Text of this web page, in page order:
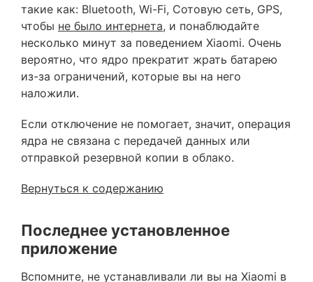
такие как: Bluetooth, Wi-Fi, Сотовую сеть, GPS,
чтобы не было интернета, и понаблюдайте
несколько минут за поведением Xiaomi. Очень
вероятно, что ядро прекратит жрать батарею
из-за ограничений, которые вы на него
наложили.
Если отключение не помогает, значит, операция
ядра не связана с передачей данных или
отправкой резервной копии в облако.
Вернуться к содержанию
Последнее установленное
приложение
Вспомните, не устанавливали ли вы на Xiaomi в